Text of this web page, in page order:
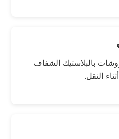
بالبلاستيك الشفاف
النقل.